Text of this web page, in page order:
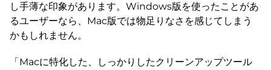
し手薄な印象があります。Windows版を使ったことがあ
るユーザーなら、Mac版では物足りなさを感じてしまう
かもしれません。
「Macに特化した、しっかりしたクリーンアップツール